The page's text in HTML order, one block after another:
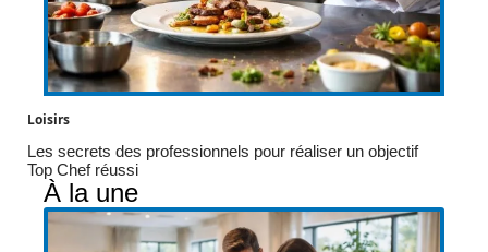
Loisirs
Les secrets des professionnels pour réaliser un objectif
Top Chef réussi
À la une